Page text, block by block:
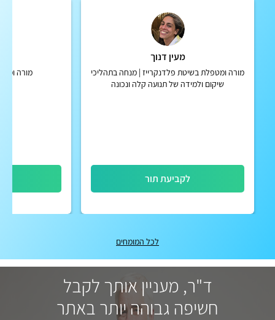
מעין דנוך
מורה ומטפלת בשיטת פלדנקרייז | מנחה בתהליכי
שיקום ולמידה של תנועה קלה ונכונה
לקביעת תור
מורה
לכל המומחים
ד"ר, מעניין אותך לקבל
חשיפה גבוהה יותר באתר